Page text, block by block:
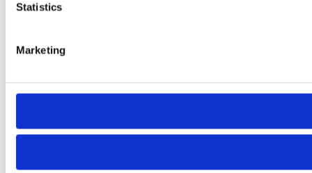
Statistics
Marketing